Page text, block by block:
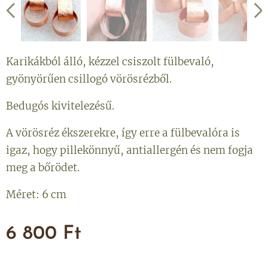
Karikákból álló, kézzel csiszolt fülbevaló,
gyönyörűen csillogó vörösrézből.
Bedugós kivitelezésű.
A vörösréz ékszerekre, így erre a fülbevalóra is
igaz, hogy pillekönnyű, antiallergén és nem fogja
meg a bőrödet.
Méret: 6 cm
6 800 Ft